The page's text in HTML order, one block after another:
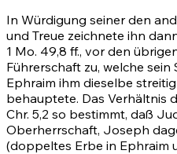
In Würdigung seiner den
und Treue zeichnete ihn
1 Mo. 49,8 ff., vor den
Führerschaft zu, welche
Ephraim ihm dieselbe
behauptete. Das Verhältnis
Chr. 5,2 so bestimmt, daß
Oberherrschaft, Joseph
(doppeltes Erbe in Ephraim